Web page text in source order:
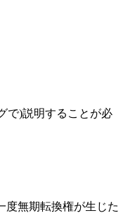
で)説明することが必
度無期転換権が生じた